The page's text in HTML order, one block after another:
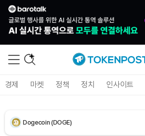
경제 마켓 정책 정치 인사이트
XRP (XRP)
Dogecoin (DOGE)